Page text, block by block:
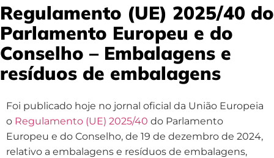
Regulamento (UE) 2025/40 do
Parlamento Europeu e do
Conselho – Embalagens e
resíduos de embalagens
Foi publicado hoje no jornal oficial da União Europeia
o Regulamento (UE) 2025/40 do Parlamento
Europeu e do Conselho, de 19 de dezembro de 2024,
relativo a embalagens e resíduos de embalagens,